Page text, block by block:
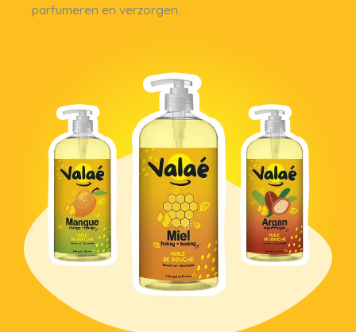
PERZIK DOUCHEGEL
parfumeren en verzorgen.